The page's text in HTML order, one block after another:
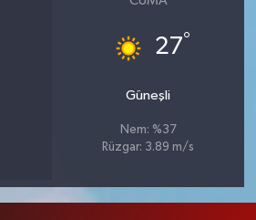
27°
Güneşli
Nem: %37
Rüzgar: 3.89 m/s